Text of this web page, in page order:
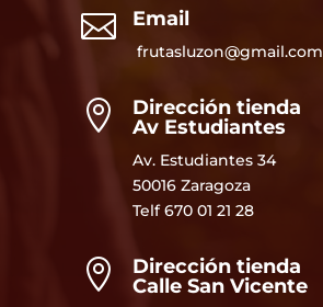
 Email
frutasluzon@gmail.com

Dirección tienda
Av Estudiantes
Av. Estudiantes 34
50016 Zaragoza
Telf670 01 21 28

Dirección tienda
Calle San Vicente